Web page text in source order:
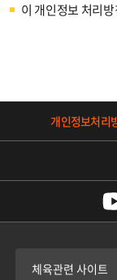
이 개인정보 처리
개인정보처리
체육관련 사이트